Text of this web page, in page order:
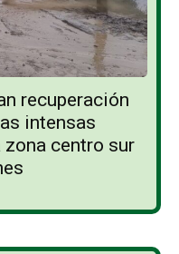
recuperación
intensas
centro sur